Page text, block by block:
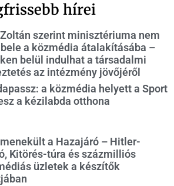
hírei
szerint minisztériuma nem
a közmédia átalakításába –
belül indulhat a társadalmi
az intézmény jövőjéről
a közmédia helyett a Sport
a kézilabda otthona
a Hazajáró – Hitler-
Kitörés-túra és százmilliós
üzletek a készítők